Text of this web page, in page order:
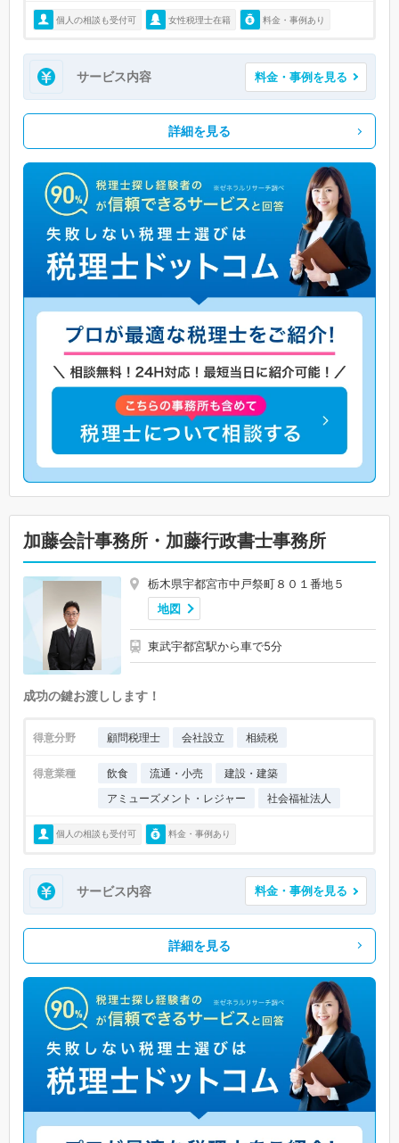
個人の相談も受付可 女性税理士在籍 料金・事例あり
サービス内容 料金・事例を見る
詳細を見る
加藤会計事務所・加藤行政書士事務所
栃木県宇都宮市中戸祭町８０１番地５
地図
東武宇都宮駅から車で5分
成功の鍵お渡しします！
得意分野 顧問税理士 会社設立 相続税
得意業種 飲食 流通・小売
建設・建築
アミューズメント・レジャー
社会福祉法人
個人の相談も受付可 料金・事例あり
サービス内容 料金・事例を見る
詳細を見る